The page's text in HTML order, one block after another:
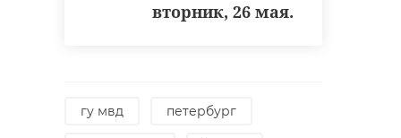
вторник, 26 мая.
гу мвд петербург